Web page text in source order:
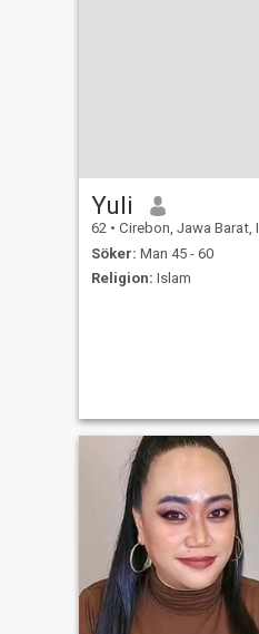
Yuli
62 • Cirebon, Jawa Barat, Indonesien
Söker: Man 45 - 60
Religion: Islam